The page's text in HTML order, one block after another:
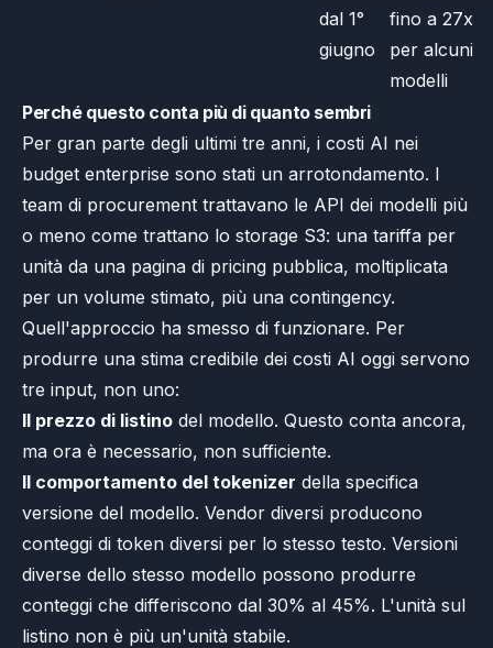
dal 1°
giugno
fino a 27x
per alcuni
modelli
Perché questo conta più di quanto sembri
Per gran parte degli ultimi tre anni, i costi AI nei
budget enterprise sono stati un arrotondamento. I
team di procurement trattavano le API dei modelli più
o meno come trattano lo storage S3: una tariffa per
unità da una pagina di pricing pubblica, moltiplicata
per un volume stimato, più una contingency.
Quell'approccio ha smesso di funzionare. Per
produrre una stima credibile dei costi AI oggi servono
tre input, non uno:
Il prezzo di listino del modello. Questo conta ancora,
ma ora è necessario, non sufficiente.
Il comportamento del tokenizer della specifica
versione del modello. Vendor diversi producono
conteggi di token diversi per lo stesso testo. Versioni
diverse dello stesso modello possono produrre
conteggi che differiscono dal 30% al 45%. L'unità sul
listino non è più un'unità stabile.